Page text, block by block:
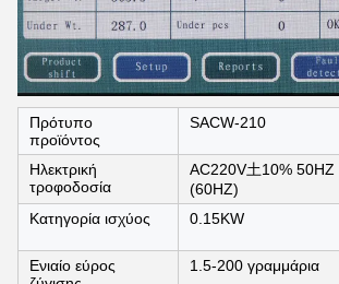
Πρότυπο
προϊόντος
SACW-210
Ηλεκτρική
τροφοδοσία
AC220V土10% 50HZ
(60HZ)
Κατηγορία ισχύος 0.15KW
Ενιαίο εύρος
1.5-200 γραμμάρια